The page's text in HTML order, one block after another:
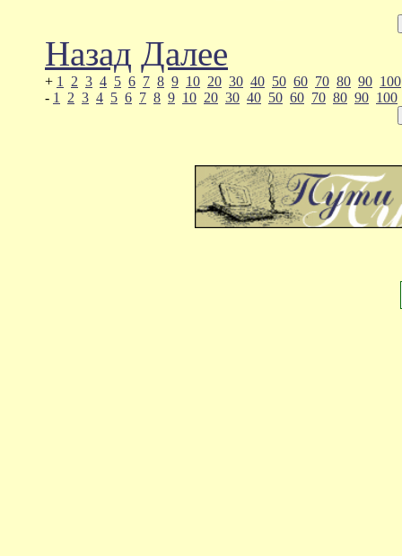
Назад Далее
+ 1 2 3 4 5 6 7 8 9 10 20 30 40 50 60 70 80 90 100
- 1 2 3 4 5 6 7 8 9 10 20 30 40 50 60 70 80 90 100